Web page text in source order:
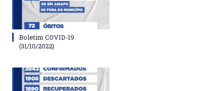
Boletim COVID-19
(31/10/2022)